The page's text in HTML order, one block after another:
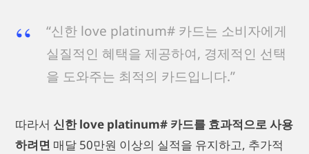
“신한 love platinum# 카드는 소비자에게
실질적인 혜택을 제공하여, 경제적인 선택
을 도와주는 최적의 카드입니다.”
따라서 신한 love platinum# 카드를 효과적으로 사용
하려면 매달 50만원 이상의 실적을 유지하고, 추가적